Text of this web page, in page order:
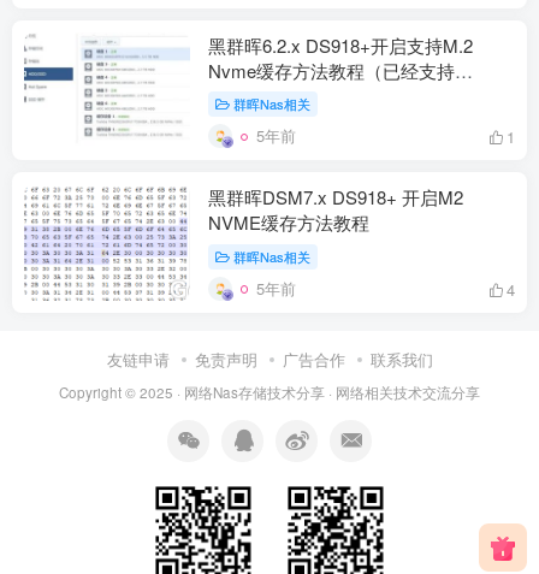
黑群晖6.2.x DS918+开启支持M.2
Nvme缓存方法教程（已经支持
DSM6.23版本）附补丁下载
群晖Nas相关
5年前 1
黑群晖DSM7.x DS918+ 开启M2
NVME缓存方法教程
群晖Nas相关
5年前 4
友链申请 免责声明 广告合作 联系我们
Copyright © 2025 · 网络Nas存储技术分享 · 网络相关技术交流分享